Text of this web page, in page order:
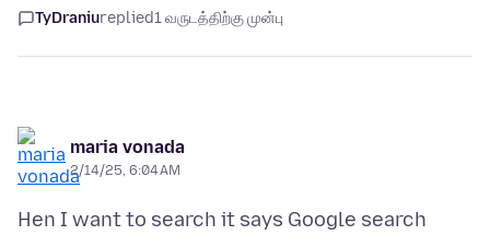
TyDraniureplied1 வருடத்திற்கு முன்பு
maria vonada
2/14/25, 6:04 AM